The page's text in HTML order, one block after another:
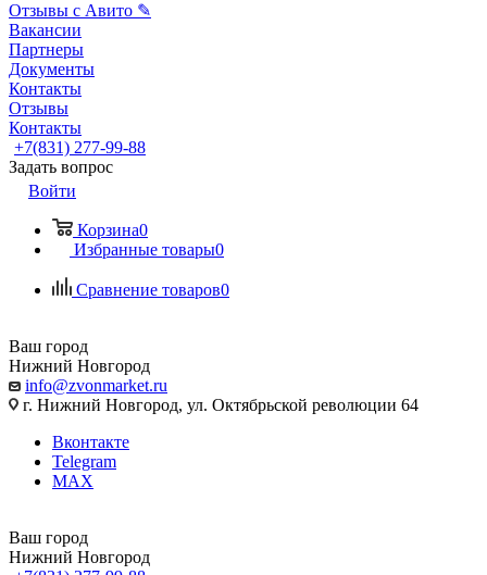
Отзывы с Авито ✎
Вакансии
Партнеры
Документы
Контакты
Отзывы
Контакты
+7(831) 277-99-88
Задать вопрос
Войти
Корзина0
Избранные товары0
Сравнение товаров0
Ваш город
Нижний Новгород
info@zvonmarket.ru
г. Нижний Новгород, ул. Октябрьской революции 64
Вконтакте
Telegram
MAX
Ваш город
Нижний Новгород